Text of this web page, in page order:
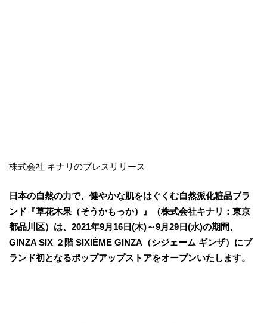
株式会社 キナリのプレスリリース
日本の自然の力で、健やかな肌をはぐくむ自然派化粧品ブラ
ンド『草花木果（そうかもっか）』（株式会社キナリ：東京
都品川区）は、2021年9月16日(木)～9月29日(水)の期間、
GINZA SIX ２階 SIXIÈME GINZA（シジェーム ギンザ）にブ
ランド初となるポップアップストアをオープンいたします。